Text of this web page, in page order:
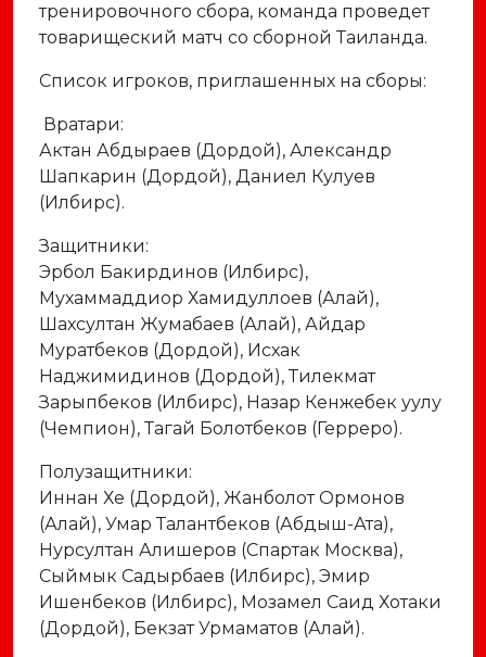
тренировочного сбора, команда проведет
товарищеский матч со сборной Таиланда.
Список игроков, приглашенных на сборы:
Вратари:
Актан Абдыраев (Дордой), Александр
Шапкарин (Дордой), Даниел Кулуев
(Илбирс).
Защитники:
Эрбол Бакирдинов (Илбирс),
Мухаммаддиор Хамидуллоев (Алай),
Шахсултан Жумабаев (Алай), Айдар
Муратбеков (Дордой), Исхак
Наджимидинов (Дордой), Тилекмат
Зарыпбеков (Илбирс), Назар Кенжебек уулу
(Чемпион), Тагай Болотбеков (Герреро).
Полузащитники:
Иннан Хе (Дордой), Жанболот Ормонов
(Алай), Умар Талантбеков (Абдыш-Ата),
Нурсултан Алишеров (Спартак Москва),
Сыймык Садырбаев (Илбирс), Эмир
Ишенбеков (Илбирс), Мозамел Саид Хотаки
(Дордой), Бекзат Урмаматов (Алай).